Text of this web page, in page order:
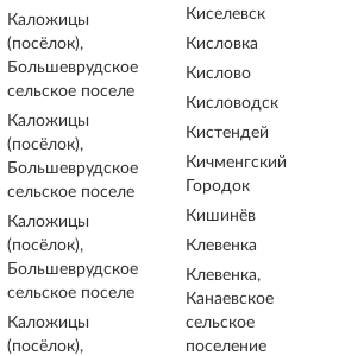
Каложицы
(посёлок),
Большеврудское
сельское поселе
Каложицы
(посёлок),
Большеврудское
сельское поселе
Каложицы
(посёлок),
Большеврудское
сельское поселе
Каложицы
(посёлок),
Киселевск
Кисловка
Кислово
Кисловодск
Кистендей
Кичменгский
Городок
Кишинёв
Клевенка
Клевенка,
Канаевское
сельское
поселение